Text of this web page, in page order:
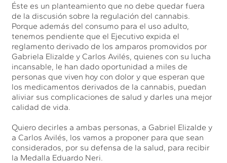
Éste es un planteamiento que no debe quedar fuera
de la discusión sobre la regulación del cannabis.
Porque además del consumo para el uso adulto,
tenemos pendiente que el Ejecutivo expida el
reglamento derivado de los amparos promovidos por
Gabriela Elizalde y Carlos Avilés, quienes con su lucha
incansable, le han dado oportunidad a miles de
personas que viven hoy con dolor y que esperan que
los medicamentos derivados de la cannabis, puedan
aliviar sus complicaciones de salud y darles una mejor
calidad de vida.
Quiero decirles a ambas personas, a Gabriel Elizalde y
a Carlos Avilés, los vamos a proponer para que sean
considerados, por su defensa de la salud, para recibir
la Medalla Eduardo Neri.